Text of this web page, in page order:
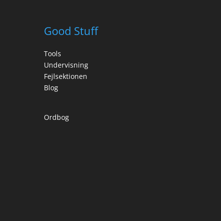
Good Stuff
Tools
Undervisning
Fejlsektionen
Blog
Ordbog